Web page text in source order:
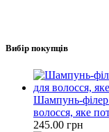
Вибір покупців
Шампунь-філер
волосся, яке
245.00 грн